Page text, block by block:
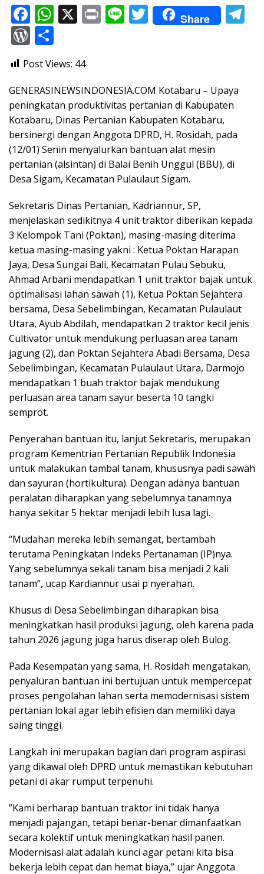
F
ac
e
b
o
o
k
W
h
s
A
p
p
X Pr
in
Li
n
T
w
Share
W
or
d
Pr
e
ss
ar
e
Post Views: 44
GENERASINEWSINDONESIA.COM Kotabaru – Upaya
peningkatan produktivitas pertanian di Kabupaten
Kotabaru, Dinas Pertanian Kabupaten Kotabaru,
bersinergi dengan Anggota DPRD, H. Rosidah, pada
(12/01) Senin menyalurkan bantuan alat mesin
pertanian (alsintan) di Balai Benih Unggul (BBU), di
Desa Sigam, Kecamatan Pulaulaut Sigam.
Sekretaris Dinas Pertanian, Kadriannur, SP,
menjelaskan sedikitnya 4 unit traktor diberikan kepada
3 Kelompok Tani (Poktan), masing-masing diterima
ketua masing-masing yakni : Ketua Poktan Harapan
Jaya, Desa Sungai Bali, Kecamatan Pulau Sebuku,
Ahmad Arbani mendapatkan 1 unit traktor bajak untuk
optimalisasi lahan sawah (1), Ketua Poktan Sejahtera
bersama, Desa Sebelimbingan, Kecamatan Pulaulaut
Utara, Ayub Abdilah, mendapatkan 2 traktor kecil jenis
Cultivator untuk mendukung perluasan area tanam
jagung (2), dan Poktan Sejahtera Abadi Bersama, Desa
Sebelimbingan, Kecamatan Pulaulaut Utara, Darmojo
mendapatkan 1 buah traktor bajak mendukung
perluasan area tanam sayur beserta 10 tangki
semprot.
Penyerahan bantuan itu, lanjut Sekretaris, merupakan
program Kementrian Pertanian Republik Indonesia
untuk malakukan tambal tanam, khususnya padi sawah
dan sayuran (hortikultura). Dengan adanya bantuan
peralatan diharapkan yang sebelumnya tanamnya
hanya sekitar 5 hektar menjadi lebih lusa lagi.
“Mudahan mereka lebih semangat, bertambah
terutama Peningkatan Indeks Pertanaman (IP)nya.
Yang sebelumnya sekali tanam bisa menjadi 2 kali
tanam”, ucap Kardiannur usai p nyerahan.
Khusus di Desa Sebelimbingan diharapkan bisa
meningkatkan hasil produksi jagung, oleh karena pada
tahun 2026 jagung juga harus diserap oleh Bulog.
Pada Kesempatan yang sama, H. Rosidah mengatakan, ​
penyaluran bantuan ini bertujuan untuk mempercepat
proses pengolahan lahan serta memodernisasi sistem
pertanian lokal agar lebih efisien dan memiliki daya
saing tinggi.
Langkah ini merupakan bagian dari program aspirasi
yang dikawal oleh DPRD untuk memastikan kebutuhan
petani di akar rumput terpenuhi.
​”Kami berharap bantuan traktor ini tidak hanya
menjadi pajangan, tetapi benar-benar dimanfaatkan
secara kolektif untuk meningkatkan hasil panen.
Modernisasi alat adalah kunci agar petani kita bisa
bekerja lebih cepat dan hemat biaya,” ujar Anggota